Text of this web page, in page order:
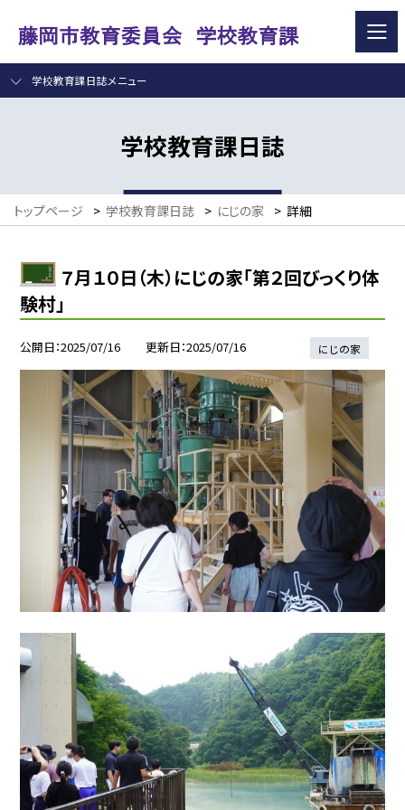
学校教育課日誌メニュー
学校教育課日誌
トップページ > 学校教育課日誌 > にじの家 > 詳細
７月１０日（木）にじの家「第２回びっくり体
験村」
公開日 2025/07/16 更新日 2025/07/16 にじの家